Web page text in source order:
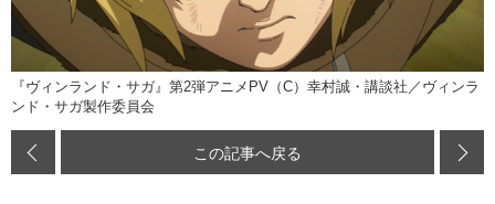
『ヴィンランド・サガ』第2弾アニメPV（C）幸村誠・講談社／ヴィンラ
ンド・サガ製作委員会
この記事へ戻る